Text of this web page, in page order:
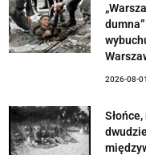
2026-08-01